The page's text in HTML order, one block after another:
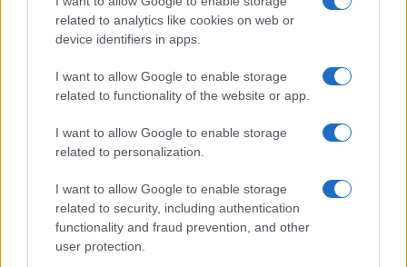
related to analytics like cookies on web or
device identifiers in apps.
I want to allow Google to enable storage
related to functionality of the website or app.
I want to allow Google to enable storage
related to personalization.
I want to allow Google to enable storage
related to security, including authentication
functionality and fraud prevention, and other
user protection.
Regolamentazione Finanziaria del Vermont ha
affermato chele dichiarazioni di Celsius sulla
sicurezza dei fondidei suoi clienti erano “false”.
Proprio pochi giorni fa Celsius aveva rimborsato a
MakerDAO i restanti $ 41 milioni del debito che
milioni. Era sembrato un segno positivo sul
momento.